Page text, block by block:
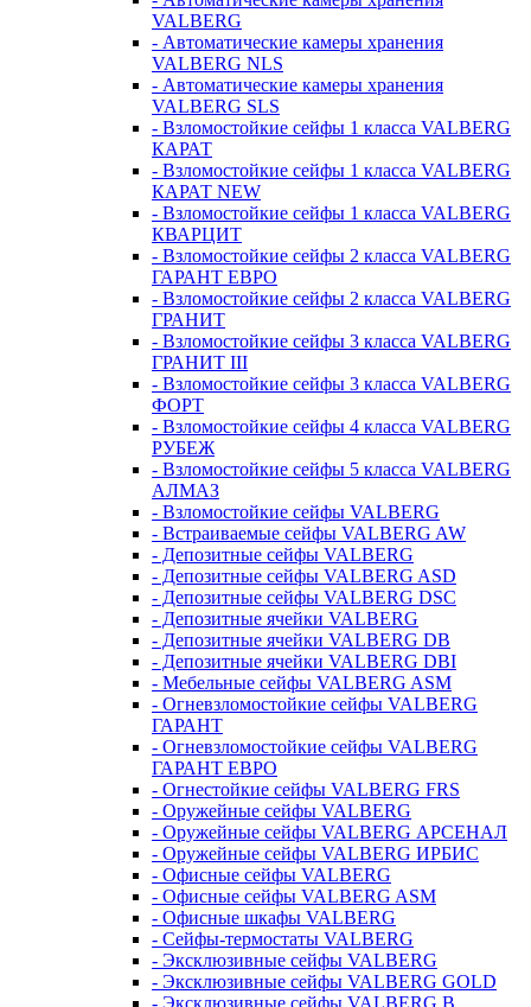
VALBERG
- Автоматические камеры хранения
VALBERG NLS
- Автоматические камеры хранения
VALBERG SLS
- Взломостойкие сейфы 1 класса VALBERG
КАРАТ
- Взломостойкие сейфы 1 класса VALBERG
КАРАТ NEW
- Взломостойкие сейфы 1 класса VALBERG
КВАРЦИТ
- Взломостойкие сейфы 2 класса VALBERG
ГАРАНТ ЕВРО
- Взломостойкие сейфы 2 класса VALBERG
ГРАНИТ
- Взломостойкие сейфы 3 класса VALBERG
ГРАНИТ III
- Взломостойкие сейфы 3 класса VALBERG
ФОРТ
- Взломостойкие сейфы 4 класса VALBERG
РУБЕЖ
- Взломостойкие сейфы 5 класса VALBERG
АЛМАЗ
- Взломостойкие сейфы VALBERG
- Встраиваемые сейфы VALBERG AW
- Депозитные сейфы VALBERG
- Депозитные сейфы VALBERG ASD
- Депозитные сейфы VALBERG DSC
- Депозитные ячейки VALBERG
- Депозитные ячейки VALBERG DB
- Депозитные ячейки VALBERG DBI
- Мебельные сейфы VALBERG ASM
- Огневзломостойкие сейфы VALBERG
ГАРАНТ
- Огневзломостойкие сейфы VALBERG
ГАРАНТ ЕВРО
- Огнестойкие сейфы VALBERG FRS
- Оружейные сейфы VALBERG
- Оружейные сейфы VALBERG АРСЕНАЛ
- Оружейные сейфы VALBERG ИРБИС
- Офисные сейфы VALBERG
- Офисные сейфы VALBERG ASM
- Офисные шкафы VALBERG
- Сейфы-термостаты VALBERG
- Эксклюзивные сейфы VALBERG
- Эксклюзивные сейфы VALBERG GOLD
- Эксклюзивные сейфы VALBERG В